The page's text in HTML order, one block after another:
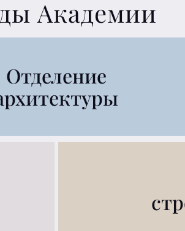
Академии
Отделение